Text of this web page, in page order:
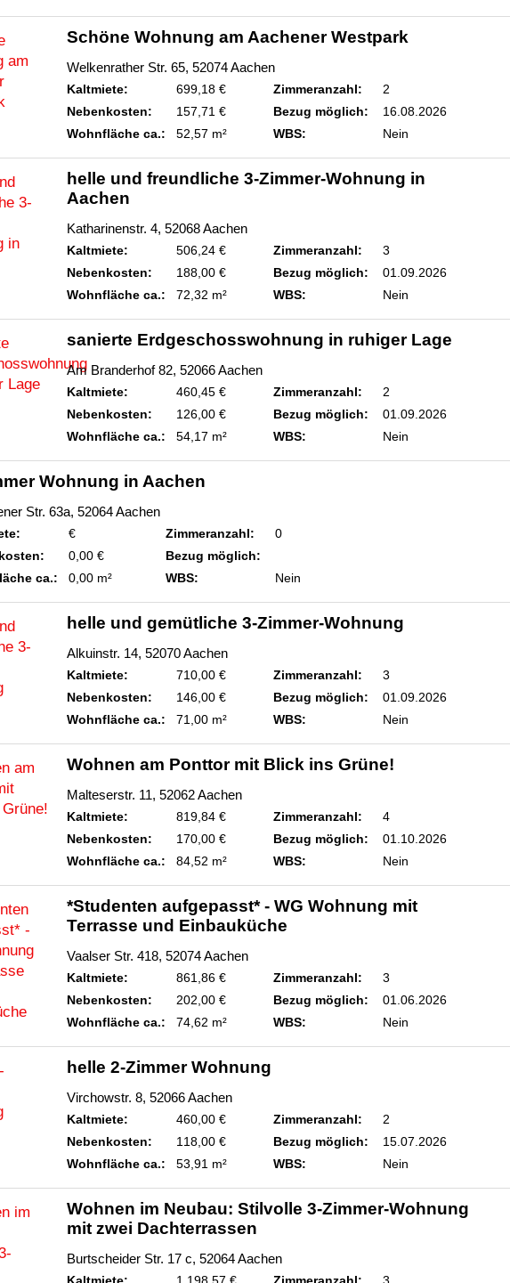
Schöne Wohnung am Aachener Westpark
Welkenrather Str. 65, 52074 Aachen
Kaltmiete:
699,18 €
Nebenkosten:
157,71 €
Wohnfläche ca.:
52,57 m²
Zimmeranzahl:
2
Bezug möglich:
16.08.2026
WBS:
Nein
helle und freundliche 3-Zimmer-Wohnung in
Aachen
Katharinenstr. 4, 52068 Aachen
Kaltmiete:
506,24 €
Nebenkosten:
188,00 €
Wohnfläche ca.:
72,32 m²
Zimmeranzahl:
3
Bezug möglich:
01.09.2026
WBS:
Nein
sanierte Erdgeschosswohnung in ruhiger Lage
Am Branderhof 82, 52066 Aachen
Kaltmiete:
460,45 €
Nebenkosten:
126,00 €
Wohnfläche ca.:
54,17 m²
Zimmeranzahl:
2
Bezug möglich:
01.09.2026
WBS:
Nein
Wohnung in Aachen
Str. 63a, 52064 Aachen
€
0,00 €
ca.:
0,00 m²
Zimmeranzahl:
0
Bezug möglich:
WBS:
Nein
helle und gemütliche 3-Zimmer-Wohnung
Alkuinstr. 14, 52070 Aachen
Kaltmiete:
710,00 €
Nebenkosten:
146,00 €
Wohnfläche ca.:
71,00 m²
Zimmeranzahl:
3
Bezug möglich:
01.09.2026
WBS:
Nein
Wohnen am Ponttor mit Blick ins Grüne!
Malteserstr. 11, 52062 Aachen
Kaltmiete:
819,84 €
Nebenkosten:
170,00 €
Wohnfläche ca.:
84,52 m²
Zimmeranzahl:
4
Bezug möglich:
01.10.2026
WBS:
Nein
*Studenten aufgepasst* - WG Wohnung mit
Terrasse und Einbauküche
Vaalser Str. 418, 52074 Aachen
Kaltmiete:
861,86 €
Nebenkosten:
202,00 €
Wohnfläche ca.:
74,62 m²
Zimmeranzahl:
3
Bezug möglich:
01.06.2026
WBS:
Nein
helle 2-Zimmer Wohnung
Virchowstr. 8, 52066 Aachen
Kaltmiete:
460,00 €
Nebenkosten:
118,00 €
Wohnfläche ca.:
53,91 m²
Zimmeranzahl:
2
Bezug möglich:
15.07.2026
WBS:
Nein
Wohnen im Neubau: Stilvolle 3-Zimmer-Wohnung
mit zwei Dachterrassen
Burtscheider Str. 17 c, 52064 Aachen